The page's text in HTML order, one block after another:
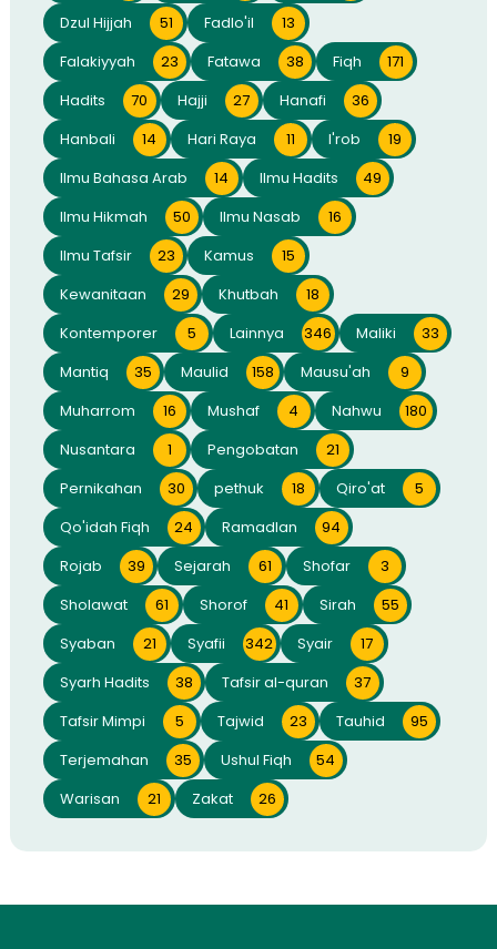
Dzul Hijjah
51 Fadlo'il
13
Falakiyyah
23 Fatawa 38 Fiqh
171
Hadits
70 Hajji 27 Hanafi
36
Hanbali
14 Hari Raya 11 I'rob
19
Ilmu Bahasa Arab
14 Ilmu Hadits
49
Ilmu Hikmah
50 Ilmu Nasab
16
Ilmu Tafsir
23 Kamus
15
Kewanitaan
29 Khutbah
18
Kontemporer
5 Lainnya 346 Maliki
33
Mantiq
35 Maulid 158 Mausu'ah
9
Muharrom
16 Mushaf 4 Nahwu
180
Nusantara
1 Pengobatan
21
Pernikahan
30 pethuk 18 Qiro'at
5
Qo'idah Fiqh
24 Ramadlan
94
Rojab
39 Sejarah 61 Shofar
3
Sholawat
61 Shorof 41 Sirah
55
Syaban
21 Syafii 342 Syair
17
Syarh Hadits
38 Tafsir al-quran
37
Tafsir Mimpi
5 Tajwid 23 Tauhid
95
Terjemahan
35 Ushul Fiqh
54
Warisan
21 Zakat 26